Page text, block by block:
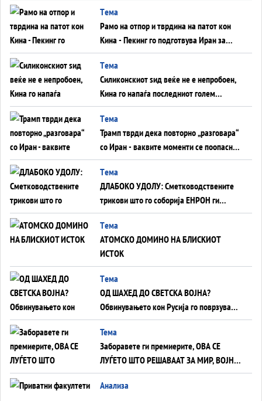
инфаркт?
Tема
Рамо на отпор и тврдина на патот кон
Кина - Пекинг го подготвува Иран за
американска копнена инвазија
Tема
Силиконскиот ѕид веќе не е непробоен,
Кина го напаѓа последниот голем
монопол на Западот?
Tема
Трамп тврди дека повторно „разговара“
со Иран - ваквите моменти се поопасни
од отворените закани
Tема
ДЛАБОКО УДОЛУ: Сметководствените
трикови што го соборија ЕНРОН ги
применуваат гигантите за ВИ
Tема
АТОМСКО ДОМИНО НА БЛИСКИОТ
ИСТОК
Tема
ОД ШАХЕД ДО СВЕТСКА ВОЈНА?
Обвинувањето кон Русија го поврзува
Блискиот Исток со украинското бојно
поле?
Тема
Заборавете ги премиерите, ОВА СЕ
ЛУЃЕТО ШТО РЕШАВААТ ЗА МИР, ВОЈНА,
СОЖИВОТ ИЛИ ПРОПАСТ
Анализа